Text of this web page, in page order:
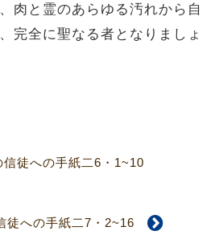
肉と霊のあらゆる汚れから自
完全に聖なる者となりましょ
信徒への手紙二6・1~10
徒への手紙二7・2~16